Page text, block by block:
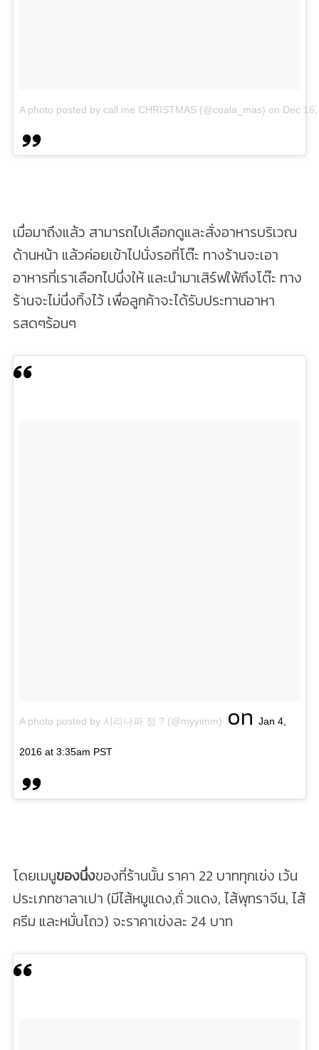
A photo posted by call me CHRISTMAS (@coala_mas) on Dec
เมื่อมาถึงแล้ว สามารถไปเลือกดูและสั่งอาหารบริเวณ
ด้านหน้า แล้วค่อยเข้าไปนั่งรอที่โต๊ะ ทางร้านจะเอา
อาหารที่เราเลือกไปนึ่งให้ และนำมาเสิร์ฟใฟ้ถึงโต๊ะ ทาง
ร้านจะไม่นึ่งทิ้งไว้ เพื่อลูกค้าจะได้รับประทานอาหา
รสดๆร้อนๆ
A photo posted by 시리나파 정 ? (@myyimm) on Jan 4,
2016 at 3:35am PST
โดยเมนูของนึ่งของที่ร้านนั้น ราคา 22 บาททุกเข่ง เว้น
ประเภทซาลาเปา (มีไส้หมูแดง,ถั่ วแดง, ไส้พุทราจีน, ไส้
ครีม และหมั่นโถว) จะราคาเข่งละ 24 บาท